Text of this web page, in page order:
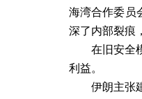
海湾合作委员
深了内部裂痕
在旧安全
利益。
伊朗主张